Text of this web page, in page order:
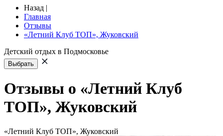
Назад |
Главная
Отзывы
«Летний Клуб ТОП», Жуковский
Детский отдых в Подмосковье
Выбрать
Отзывы о «Летний Клуб
ТОП», Жуковский
«Летний Клуб ТОП», Жуковский